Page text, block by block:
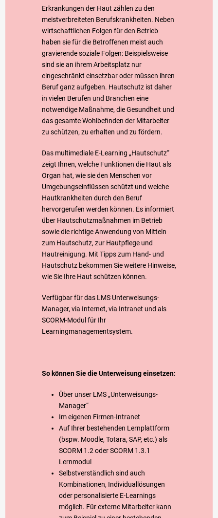
Erkrankungen der Haut zählen zu den
meistverbreiteten Berufskrankheiten. Neben
wirtschaftlichen Folgen für den Betrieb
haben sie für die Betroffenen meist auch
gravierende soziale Folgen: Beispielsweise
sind sie an ihrem Arbeitsplatz nur
eingeschränkt einsetzbar oder müssen ihren
Beruf ganz aufgeben. Hautschutz ist daher
in vielen Berufen und Branchen eine
notwendige Maßnahme, die Gesundheit und
das gesamte Wohlbefinden der Mitarbeiter
zu schützen, zu erhalten und zu fördern.
Das multimediale E-Learning „Hautschutz“
zeigt Ihnen, welche Funktionen die Haut als
Organ hat, wie sie den Menschen vor
Umgebungseinflüssen schützt und welche
Hautkrankheiten durch den Beruf
hervorgerufen werden können. Es informiert
über Hautschutzmaßnahmen im Betrieb
sowie die richtige Anwendung von Mitteln
zum Hautschutz, zur Hautpflege und
Hautreinigung. Mit Tipps zum Hand- und
Hautschutz bekommen Sie weitere Hinweise,
wie Sie Ihre Haut schützen können.
Verfügbar für das LMS Unterweisungs-
Manager, via Internet, via Intranet und als
SCORM-Modul für Ihr
Learningmanagementsystem.
So können Sie die Unterweisung einsetzen:
Über unser LMS „Unterweisungs-
Manager“
Im eigenen Firmen-Intranet
Auf Ihrer bestehenden Lernplattform
(bspw. Moodle, Totara, SAP, etc.) als
SCORM 1.2 oder SCORM 1.3.1
Lernmodul
Selbstverständlich sind auch
Kombinationen, Individuallösungen
oder personalisierte E-Learnings
möglich. Für externe Mitarbeiter kann